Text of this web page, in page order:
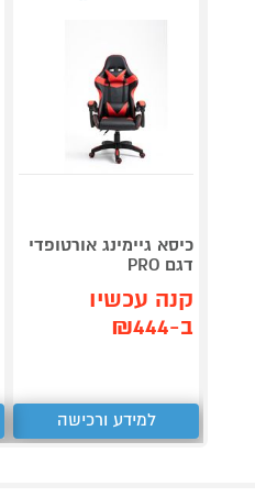
כיסא גיימינג אורטופדי
דגם PRO
קנה עכשיו
ב-₪444
למידע ורכישה